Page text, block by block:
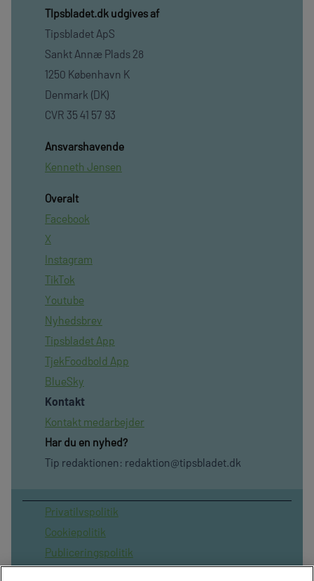
TIpsbladet.dk udgives af
Tipsbladet ApS
Sankt Annæ Plads 28
1250 København K
Denmark (DK)
CVR 35 41 57 93
Ansvarshavende
Kenneth Jensen
Overalt
Facebook
X
Instagram
TikTok
Youtube
Nyhedsbrev
Tipsbladet App
TjekFoodbold App
BlueSky
Kontakt
Kontakt medarbejder
Har du en nyhed?
Tip redaktionen: redaktion@tipsbladet.dk
Privatilvspolitik
Cookiepolitik
Publiceringspolitik